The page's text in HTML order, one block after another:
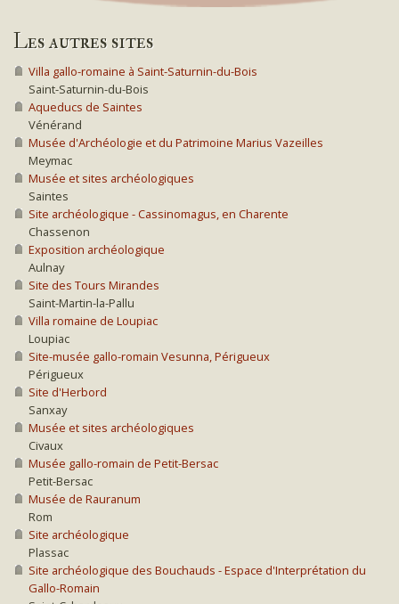
Les autres sites
Villa gallo-romaine à Saint-Saturnin-du-Bois
Saint-Saturnin-du-Bois
Aqueducs de Saintes
Vénérand
Musée d'Archéologie et du Patrimoine Marius Vazeilles
Meymac
Musée et sites archéologiques
Saintes
Site archéologique - Cassinomagus, en Charente
Chassenon
Exposition archéologique
Aulnay
Site des Tours Mirandes
Saint-Martin-la-Pallu
Villa romaine de Loupiac
Loupiac
Site-musée gallo-romain Vesunna, Périgueux
Périgueux
Site d'Herbord
Sanxay
Musée et sites archéologiques
Civaux
Musée gallo-romain de Petit-Bersac
Petit-Bersac
Musée de Rauranum
Rom
Site archéologique
Plassac
Site archéologique des Bouchauds - Espace d'Interprétation du
Gallo-Romain